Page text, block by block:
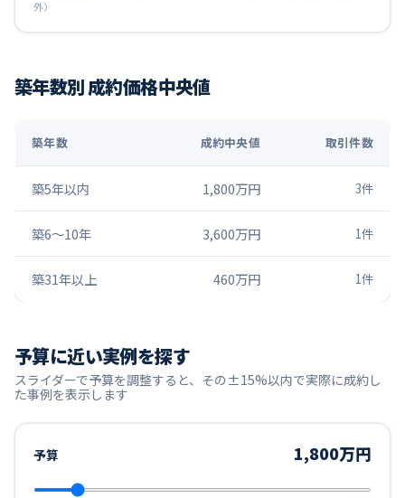
外）
築年数別 成約価格中央値
築年数 成約中央値 取引件数
築5年以内 1,800万円 3件
築6〜10年 3,600万円 1件
築31年以上 460万円 1件
予算に近い実例を探す
スライダーで予算を調整すると、その±15%以内で実際に成約し
た事例を表示します
予算 1,800万円